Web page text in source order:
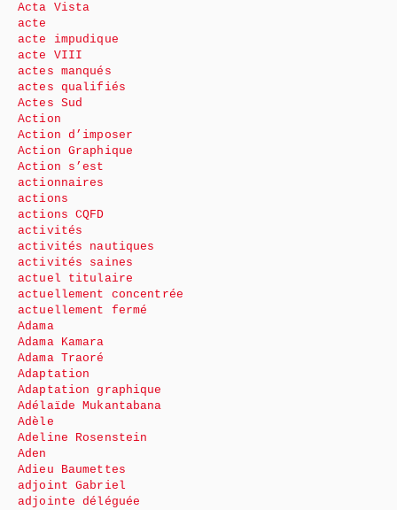
Acta Vista
acte
acte impudique
acte VIII
actes manqués
actes qualifiés
Actes Sud
Action
Action d’imposer
Action Graphique
Action s’est
actionnaires
actions
actions CQFD
activités
activités nautiques
activités saines
actuel titulaire
actuellement concentrée
actuellement fermé
Adama
Adama Kamara
Adama Traoré
Adaptation
Adaptation graphique
Adélaïde Mukantabana
Adèle
Adeline Rosenstein
Aden
Adieu Baumettes
adjoint Gabriel
adjointe déléguée